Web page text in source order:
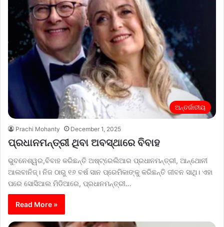
ଅନ୍ତର୍ଜାତୀୟ
Prachi Mohanty December 1, 2025
ପ୍ରଧାନମନ୍ତ୍ରୀ ଥିବା ଅବସ୍ଥାରେ ବିବାହ
ଭୁବନେଶ୍ୱର,ବିବାହ କରିଛନ୍ତି ଅଷ୍ଟ୍ରେଲିଆର ପ୍ରଧାନମନ୍ତ୍ରୀ, ଆନ୍ଥୋନୀ
ଆଲବାନିଜ୍। ନିଜ ଠାରୁ ୧୬ ବର୍ଷ ସାନ ପ୍ରେମିକାଙ୍କୁ କରିଛନ୍ତି ଜୀବନ ସାଥି। ଏହା
ପରେ ସୋସିଆଲ ମିଡିଆରେ, ପ୍ରଧାନମନ୍ତ୍ରୀ…
Read More »